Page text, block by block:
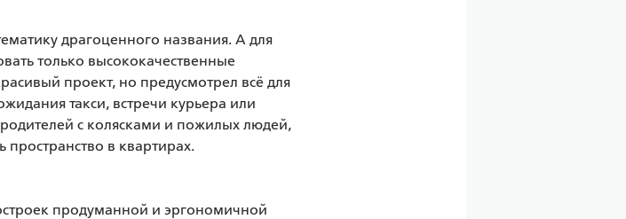
драгоценного названия. А для
только высококачественные
проект, но предусмотрел всё для
такси, встречи курьера или
с колясками и пожилых людей,
в квартирах.
продуманной и эргономичной